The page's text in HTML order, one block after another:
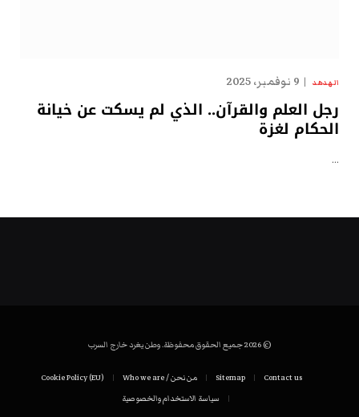
الهدهد 9 نوفمبر، 2025
رجل العلم والقرآن.. الذي لم يسكت عن خيانة
الحكام لغزة
…
© 2026 جميع الحقوق محفوظة. وطن يغرد خارج السرب
Contact us
Sitemap من نحن / Who we are
Cookie Policy (EU)
سياسة الاستخدام والخصوصية